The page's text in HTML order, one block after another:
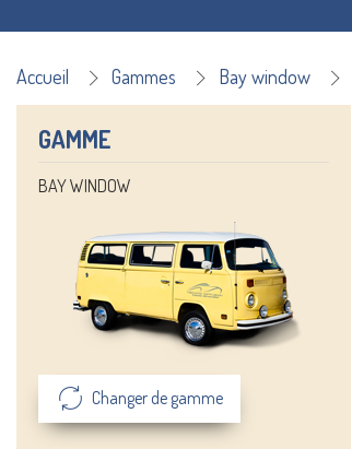
Accueil Gammes Bay window
GAMME
BAY WINDOW
Changer de gamme